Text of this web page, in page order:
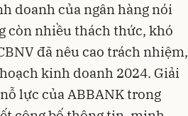
doanh của ngân hàng nói
còn nhiều thách thức, khó
đã nêu cao trách nhiệm,
kinh doanh 2024. Giải
lực của ABBANK trong